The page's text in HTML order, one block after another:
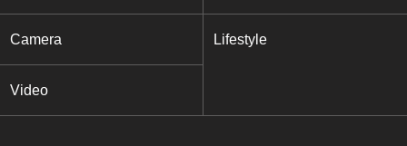
Camera Lifestyle
Video